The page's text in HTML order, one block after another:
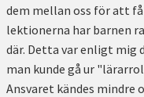
dem mellan oss för att
lektionerna har barnen
där. Detta var enligt mig
man kunde gå ur
Ansvaret kändes mindre